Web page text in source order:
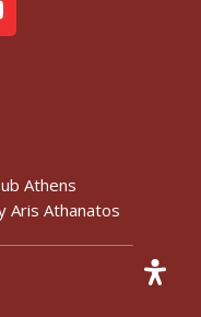
Athens
Aris Athanatos